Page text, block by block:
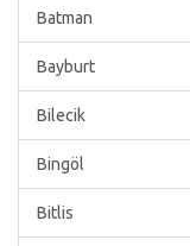
Batman
Bayburt
Bilecik
Bingöl
Bitlis